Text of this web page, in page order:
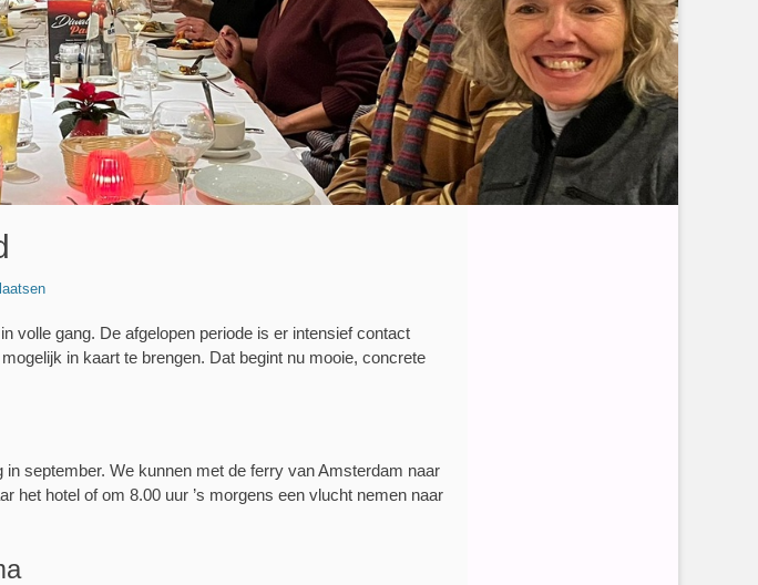
volle gang. De afgelopen periode is er intensief contact
in kaart te brengen. Dat begint nu mooie, concrete
september. We kunnen met de ferry van Amsterdam naar
het hotel of om 8.00 uur ’s morgens een vlucht nemen naar